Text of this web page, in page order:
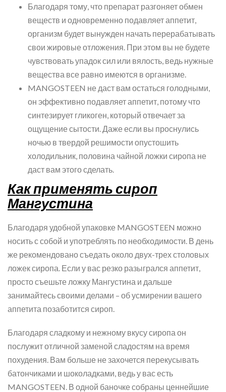
Благодаря тому, что препарат разгоняет обмен
веществ и одновременно подавляет аппетит,
организм будет вынужден начать перерабатывать
свои жировые отложения. При этом вы не будете
чувствовать упадок сил или вялость, ведь нужные
вещества все равно имеются в организме.
MANGOSTEEN не даст вам остаться голодными,
он эффективно подавляет аппетит, потому что
синтезирует гликоген, который отвечает за
ощущение сытости. Даже если вы проснулись
ночью в твердой решимости опустошить
холодильник, половина чайной ложки сиропа не
даст вам этого сделать.
Как применять сироп
Мангустина
Благодаря удобной упаковке MANGOSTEEN можно
носить с собой и употреблять по необходимости. В день
же рекомендовано съедать около двух-трех столовых
ложек сиропа. Если у вас резко разыгрался аппетит,
просто съешьте ложку Мангустина и дальше
занимайтесь своими делами – об усмирении вашего
аппетита позаботится сироп.
Благодаря сладкому и нежному вкусу сиропа он
послужит отличной заменой сладостям на время
похудения. Вам больше не захочется перекусывать
батончиками и шоколадками, ведь у вас есть
MANGOSTEEN. В одной баночке собраны ценнейшие